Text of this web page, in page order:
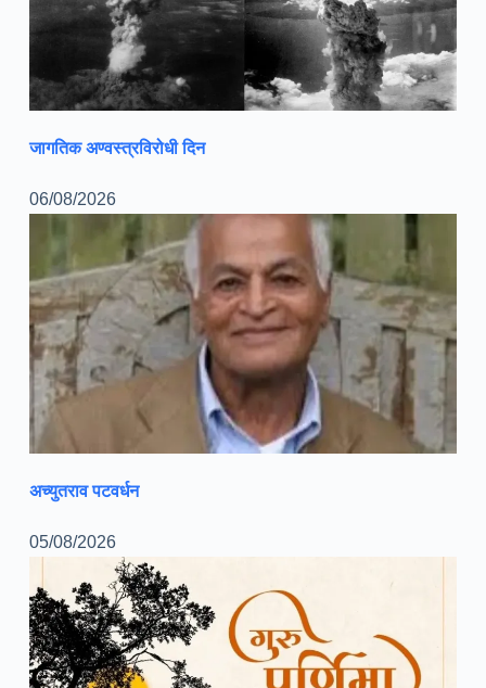
जागतिक अण्वस्त्रविरोधी दिन
06/08/2026
अच्युतराव पटवर्धन
05/08/2026